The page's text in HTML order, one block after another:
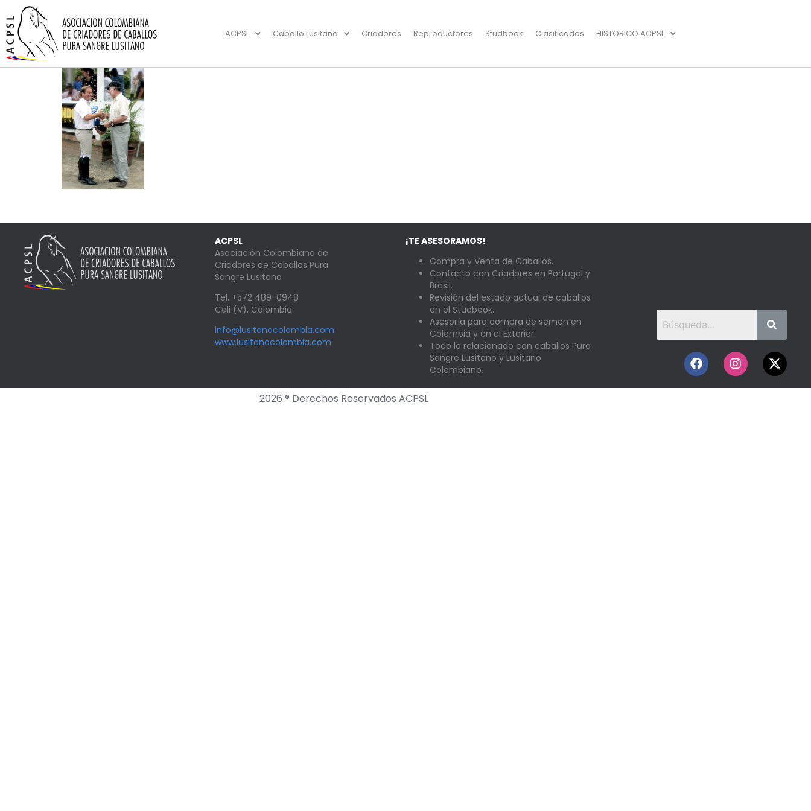
ACPSL Caballo Lusitano Criadores Reproductores Studbook Clasificados HISTORICO ACPSL
ACPSL
Asociación Colombiana de
Criadores de Caballos Pura
Sangre Lusitano
Tel. +572 489-0948
Cali (V), Colombia
info@lusitanocolombia.com
www.lusitanocolombia.com
¡TE ASESORAMOS!
Compra y Venta de Caballos.
Contacto con Criadores en Portugal y
Brasil.
Revisión del estado actual de caballos
en el Studbook.
Asesoría para compra de semen en
Colombia y en el Exterior.
Todo lo relacionado con caballos Pura
Sangre Lusitano y Lusitano
Colombiano.
2026 ® Derechos Reservados ACPSL